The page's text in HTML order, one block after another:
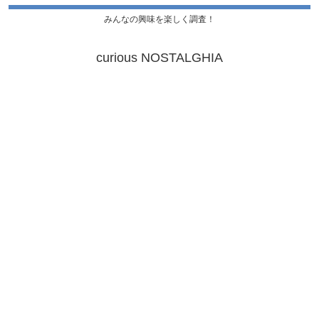
みんなの興味を楽しく調査！
curious NOSTALGHIA